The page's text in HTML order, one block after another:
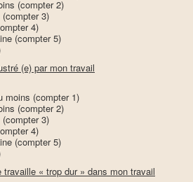
(compter 2)
3)
4)
(compter 5)
(e) par mon travail
moins (compter 1)
(compter 2)
3)
4)
(compter 5)
« trop dur » dans mon travail